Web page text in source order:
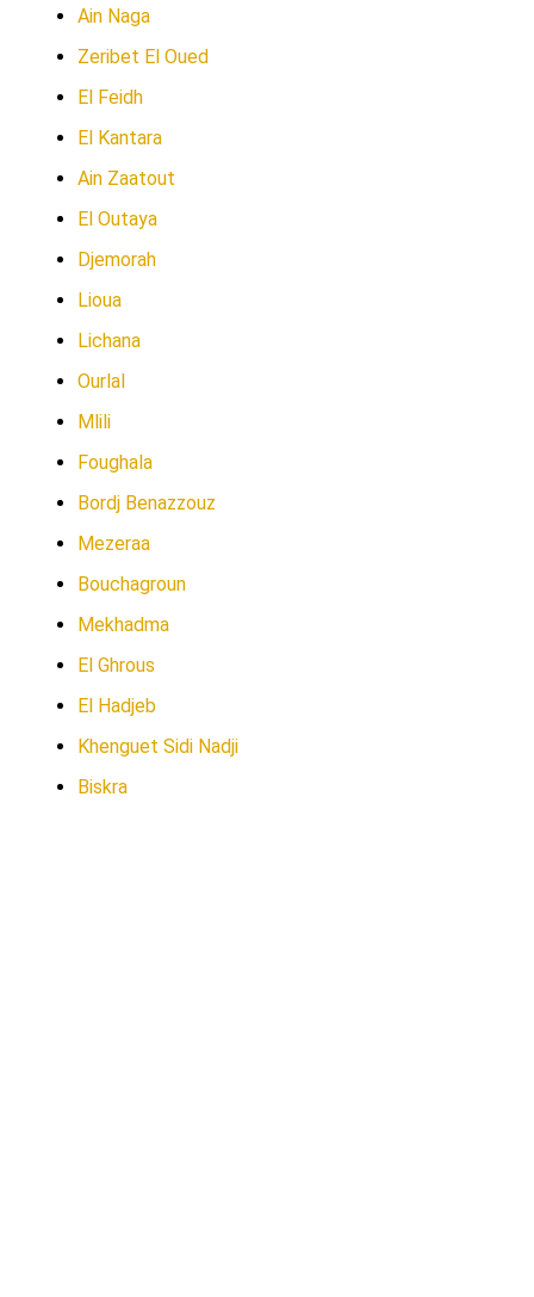
Ain Naga
Zeribet El Oued
El Feidh
El Kantara
Ain Zaatout
El Outaya
Djemorah
Lioua
Lichana
Ourlal
Mlili
Foughala
Bordj Benazzouz
Mezeraa
Bouchagroun
Mekhadma
El Ghrous
El Hadjeb
Khenguet Sidi Nadji
Biskra